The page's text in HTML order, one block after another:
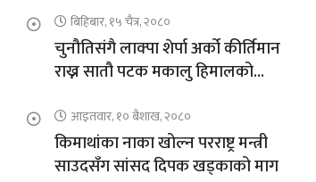
बिहिबार, १५ चैत्र, २०८०
चुनौतिसंगै लाक्पा शेर्पा अर्को कीर्तिमान
राख्न सातौ पटक मकालु हिमालको
आइतवार, १० बैशाख, २०८०
किमाथांका नाका खोल्न परराष्ट्र मन्त्री
साउदसँग सांसद दिपक खड्काको माग